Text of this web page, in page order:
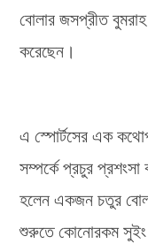
বোলার জসপ্রীত
করেছেন।
এ স্পোর্টসের এক
সম্পর্কে প্রচুর
হলেন একজন চতুর
শুরুতে কোনোরকম সুইং